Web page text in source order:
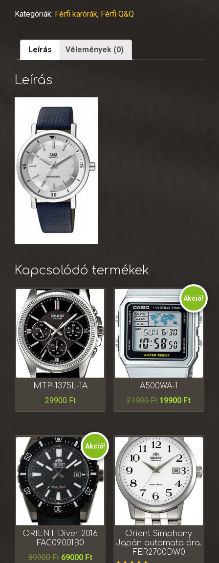
Kategóriák: Férfi karórák, Férfi Q&Q
Leírás Vélemények (0)
Leírás
Kapcsolódó termékek
MTP-1375L-1A
29900 Ft
Akció!
A500WA-1
21900Ft 19900 Ft
Akció!
ORIENT Diver 2016
FAC09001B0
89900Ft 69000 Ft
Orient Simphony
Japán automata óra.
FER2700DW0